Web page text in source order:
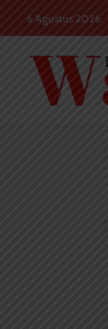
6 Agustus 2026